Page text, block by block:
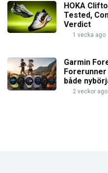
HOKA
Tested,
Verdict
1 vecka ago
Garmin
både
2 veckor ago